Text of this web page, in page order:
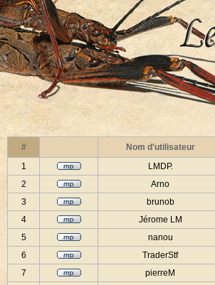
# Nom d'utilisateur
1
LMDP.
2
Arno
3
brunob
4
Jérome LM
5
nanou
6
TraderStf
7
pierreM